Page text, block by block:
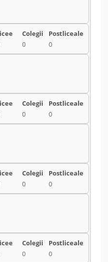
0 0
0 0
0 0
0 0